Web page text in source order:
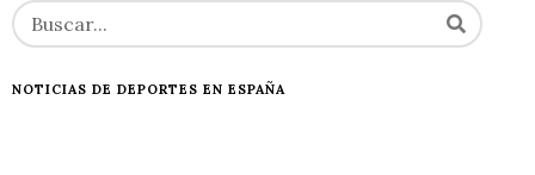
NOTICIAS DE DEPORTES EN ESPAÑA